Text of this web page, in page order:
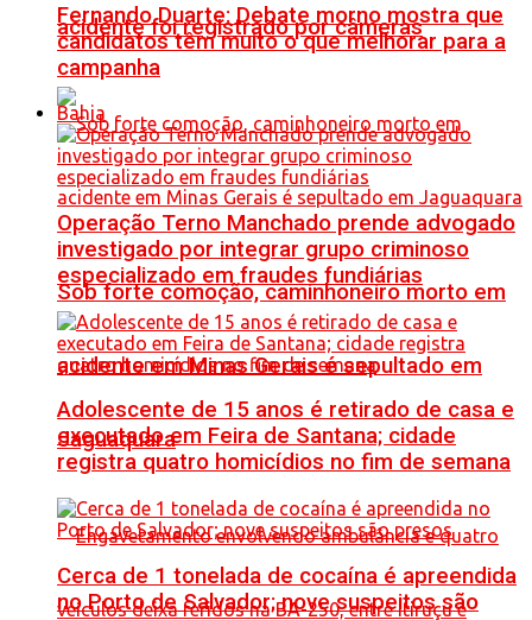
acidente foi registrado por câmeras
Sob forte comoção, caminhoneiro morto em
acidente em Minas Gerais é sepultado em
Jaguaquara
Fernando Duarte: Debate morno mostra que
candidatos têm muito o que melhorar para a
campanha
Bahia
Operação Terno Manchado prende advogado
investigado por integrar grupo criminoso
especializado em fraudes fundiárias
Adolescente de 15 anos é retirado de casa e
executado em Feira de Santana; cidade
registra quatro homicídios no fim de semana
Cerca de 1 tonelada de cocaína é apreendida
no Porto de Salvador; nove suspeitos são